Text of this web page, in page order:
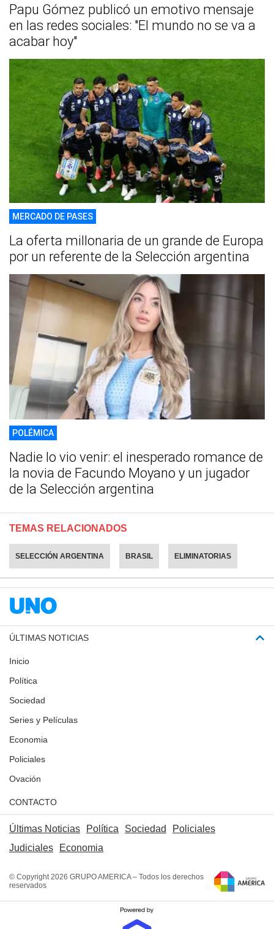
Papu Gómez publicó un emotivo mensaje
en las redes sociales: "El mundo no se va a
acabar hoy"
MERCADO DE PASES
La oferta millonaria de un grande de Europa
por un referente de la Selección argentina
POLÉMICA
Nadie lo vio venir: el inesperado romance de
la novia de Facundo Moyano y un jugador
de la Selección argentina
TEMAS RELACIONADOS
SELECCIÓN ARGENTINA BRASIL ELIMINATORIAS
ÚLTIMAS NOTICIAS
Inicio
Política
Sociedad
Series y Películas
Economia
Policiales
Ovación
CONTACTO
Últimas Noticias Política Sociedad
Policiales
Judiciales
Economia
© Copyright 2026 GRUPO AMERICA – Todos los derechos
reservados